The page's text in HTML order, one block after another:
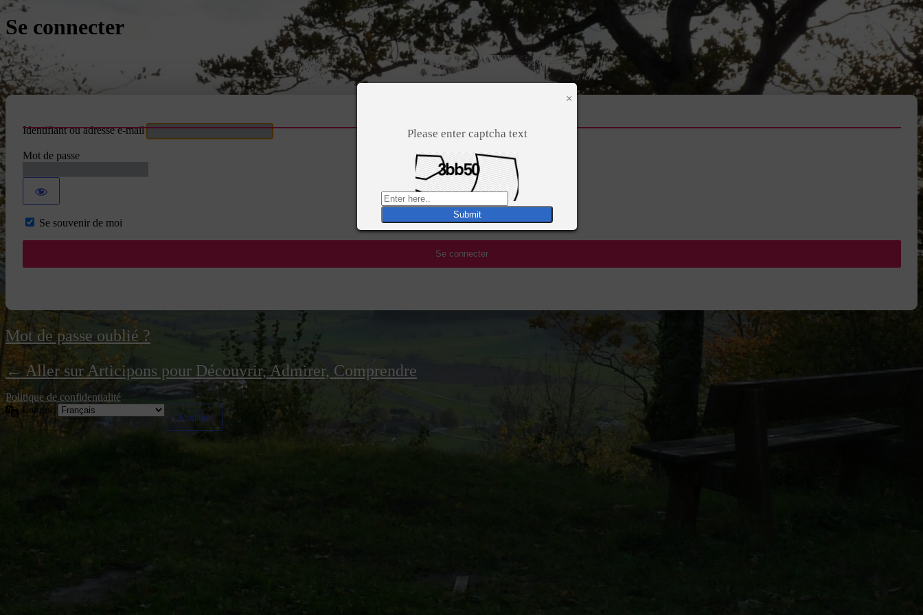
×
Please enter captcha text
Se connecter
Identifiant ou adresse e-mail
Mot de passe
Se souvenir de moi
Mot de passe oublié ?
← Aller sur Articipons pour Découvrir, Admirer, Comprendre
Politique de confidentialité
Langue